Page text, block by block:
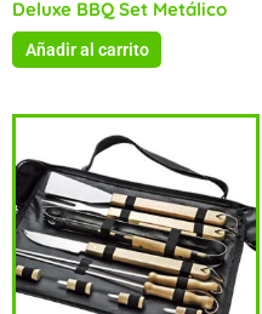
Deluxe BBQ Set Metálico
Añadir al carrito